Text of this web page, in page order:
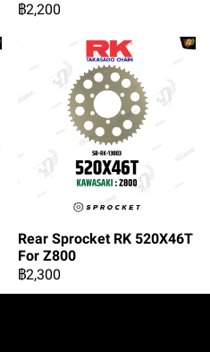
฿2,200
Rear Sprocket RK 520X46T
For Z800
฿2,300